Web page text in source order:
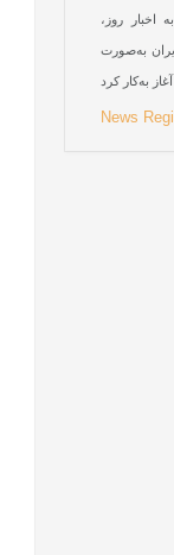
روز،
به‌صورت
به‌کار کرد
News